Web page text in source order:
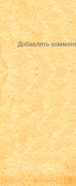
Добавлять